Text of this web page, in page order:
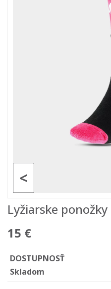
<
Lyžiarske ponožky
15 €
DOSTUPNOSŤ
Skladom